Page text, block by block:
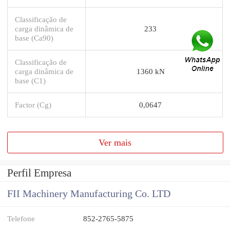
Classificação de
carga dinâmica de
base (Ca90)
233
Classificação de
carga dinâmica de
base (C1)
1360 kN
Factor (Cg) 0,0647
Ver mais
Perfil Empresa
FII Machinery Manufacturing Co. LTD
Telefone 852-2765-5875